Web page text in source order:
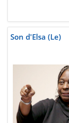
Son d'Elsa (Le)